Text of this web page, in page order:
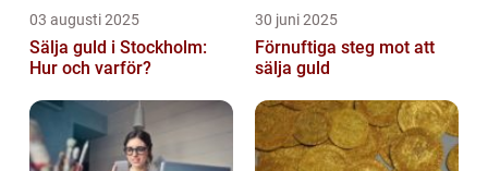
03 augusti 2025
Sälja guld i Stockholm:
Hur och varför?
30 juni 2025
Förnuftiga steg mot att
sälja guld